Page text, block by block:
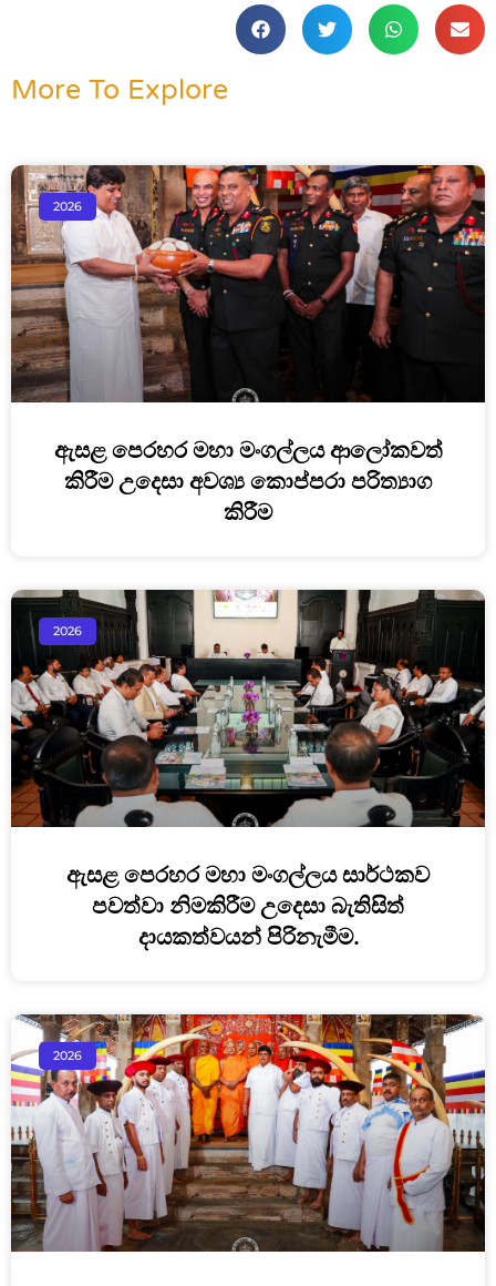
More To Explore
2026
ඇසළ පෙරහර මහා මංගල්ලය ආලෝකවත්
කිරීම උදෙසා අවශ්‍ය කොප්පරා පරිත්‍යාග
කිරීම
2026
ඇසළ පෙරහර මහා මංගල්ලය සාර්ථකව
පවත්වා නිමකිරීම උදෙසා බැතිසිත්
දායකත්වයන් පිරිනැමීම.
2026